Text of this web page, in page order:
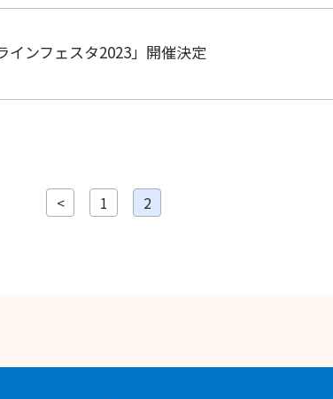
インフェスタ2023」開催決定
< 1 2